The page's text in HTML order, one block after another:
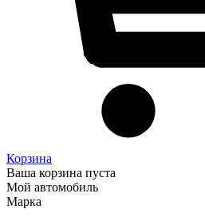
Корзина
Ваша корзина пуста
Мой автомобиль
Марка